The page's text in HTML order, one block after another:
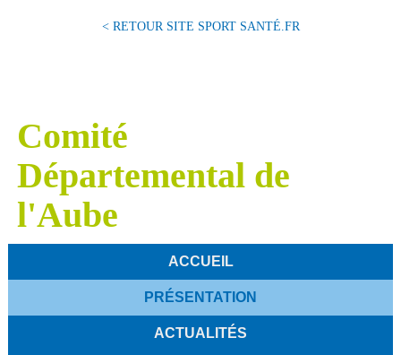
< RETOUR SITE SPORT SANTÉ.FR
Comité
Départemental de
l'Aube
ACCUEIL
PRÉSENTATION
ACTUALITÉS